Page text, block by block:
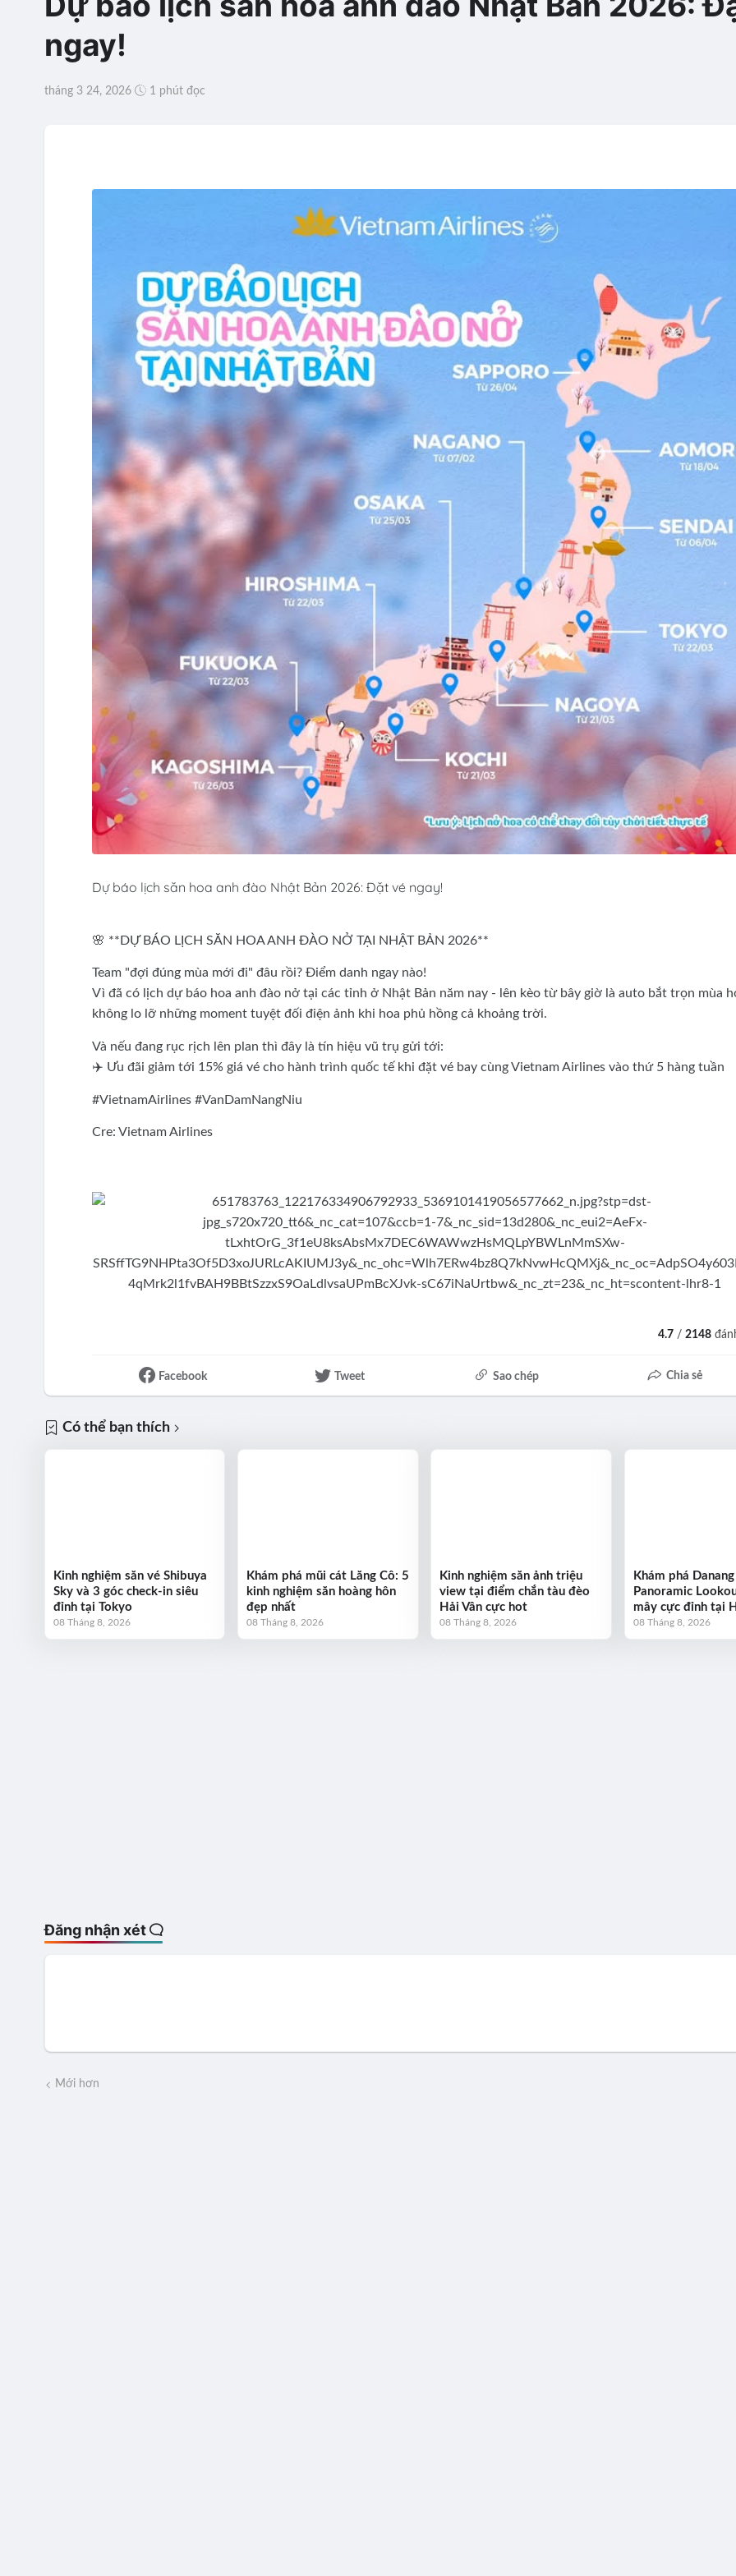
ngay!
tháng 3 24, 2026 1 phút đọc
Dự báo lịch săn hoa anh đào Nhật Bản 2026: Đặt vé ngay!
🌸 **DỰ BÁO LỊCH SĂN HOA ANH ĐÀO NỞ TẠI NHẬT BẢN 2026**
Team "đợi đúng mùa mới đi" đâu rồi? Điểm danh ngay nào!
Vì đã có lịch dự báo hoa anh đào nở tại các tỉnh ở Nhật Bản năm nay - lên kèo từ bây giờ là auto bắt trọn mùa
không lo lỡ những moment tuyệt đối điện ảnh khi hoa phủ hồng cả khoảng trời.
Và nếu đang rục rịch lên plan thì đây là tín hiệu vũ trụ gửi tới:
✈️ Ưu đãi giảm tới 15% giá vé cho hành trình quốc tế khi đặt vé bay cùng Vietnam Airlines vào thứ 5 hàng tuần
#VietnamAirlines #VanDamNangNiu
Cre: Vietnam Airlines
4.7 /2148
Facebook Tweet Sao chép Chia sẻ
Có thể bạn thích
Kinh nghiệm săn vé Shibuya
Sky và 3 góc check-in siêu
đỉnh tại Tokyo
08 Tháng 8, 2026
Khám phá mũi cát Lăng Cô: 5
kinh nghiệm săn hoàng hôn
đẹp nhất
08 Tháng 8, 2026
Kinh nghiệm săn ảnh triệu
view tại điểm chắn tàu đèo
Hải Vân cực hot
08 Tháng 8, 2026
Khám phá Danang
Panoramic
mây cực đỉnh tại
08 Tháng 8, 2026
Đăng nhận xét
Mới hơn